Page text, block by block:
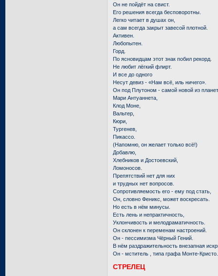
Он не пойдёт на свист.
Его решения всегда бесповоротны.
Легко читает в душах он,
а сам всегда закрыт завесой плотной.
Активен.
Любопытен.
Горд.
По ясновидцам этот знак побил рекорд.
Не любит лёгкий флирт.
И все до одного
Несут девиз - «Нам всё, иль ничего».
Он под Плутоном - самой новой из
Мари Антуаннета,
Клод Моне,
Вальтер,
Кюри,
Тургенев,
Пикассо.
(Напомню, он желает только всё!)
Добавлю,
Хлебников и Достоевский,
Ломоносов.
Препятствий нет для них
и трудных нет вопросов.
Сопротивляемость его - ему под стать,
Он, словно Феникс, может воскресать.
Но есть в нём минусы.
Есть лень и непрактичность,
Уклончивость и мелодраматичность.
Он склонен к переменам настроений.
Он - пессимизма Чёрный Гений.
В нём раздражительность внезапная
Он - мститель , типа графа Монте-Кристо.
СТРЕЛЕЦ